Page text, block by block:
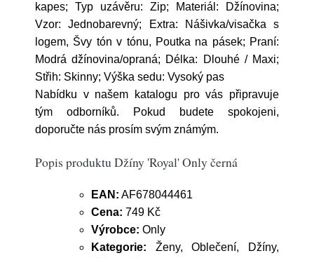
kapes; Typ uzávěru: Zip; Materiál: Džínovina;
Vzor: Jednobarevný; Extra: Nášivka/visačka s
logem, Švy tón v tónu, Poutka na pásek; Praní:
Modrá džínovina/opraná; Délka: Dlouhé / Maxi;
Střih: Skinny; Výška sedu: Vysoký pas
Nabídku v našem katalogu pro vás připravuje
tým odborníků. Pokud budete spokojeni,
doporučte nás prosím svým známým.
Popis produktu Džíny 'Royal' Only černá
EAN: AF678044461
Cena: 749 Kč
Výrobce: Only
Kategorie: Ženy, Oblečení, Džíny,